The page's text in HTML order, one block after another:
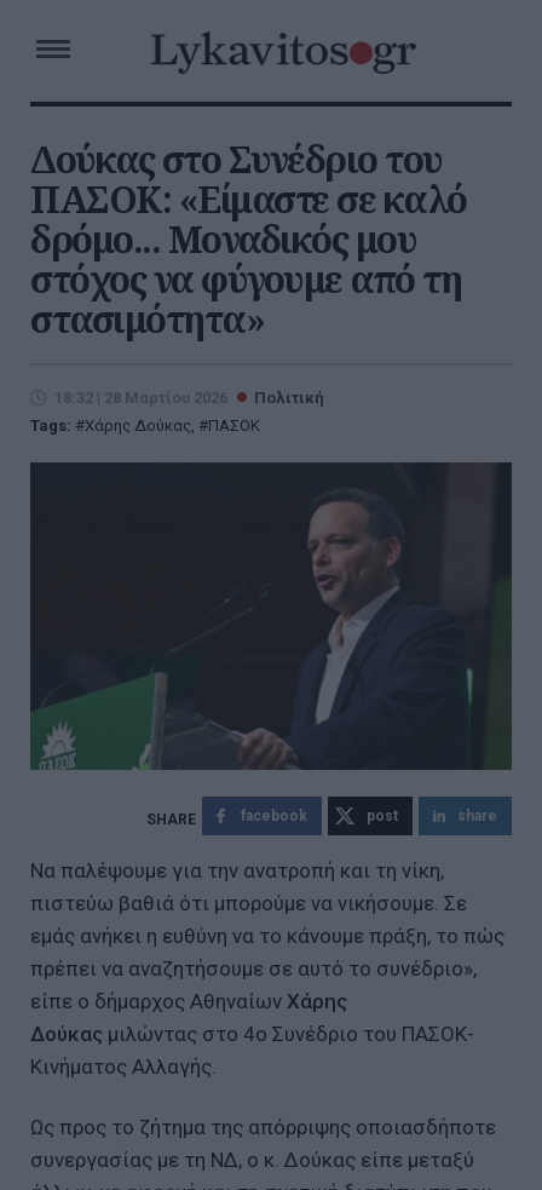
Δούκας στο Συνέδριο του
ΠΑΣΟΚ: «Είμαστε σε καλό
δρόμο... Μοναδικός μου
στόχος να φύγουμε από τη
στασιμότητα»
18:32 | 28 Μαρτίου 2026
Πολιτική
Tags:
Χάρης Δούκας, ΠΑΣΟΚ
facebook post share
Να παλέψουμε για την ανατροπή και τη νίκη,
πιστεύω βαθιά ότι μπορούμε να νικήσουμε. Σε
εμάς ανήκει η ευθύνη να το κάνουμε πράξη, το πώς
πρέπει να αναζητήσουμε σε αυτό το συνέδριο»,
είπε ο δήμαρχος Αθηναίων Χάρης
Δούκας μιλώντας στο 4ο Συνέδριο του ΠΑΣΟΚ-
Κινήματος Αλλαγής.
Ως προς το ζήτημα της απόρριψης οποιασδήποτε
συνεργασίας με τη ΝΔ, ο κ. Δούκας είπε μεταξύ